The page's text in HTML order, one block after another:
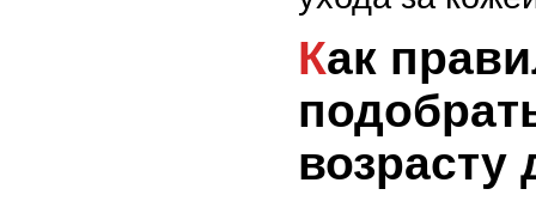
Как правильно
возрасту